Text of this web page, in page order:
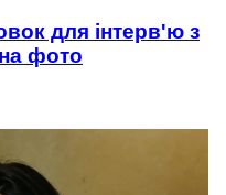
для інтерв'ю з
фото